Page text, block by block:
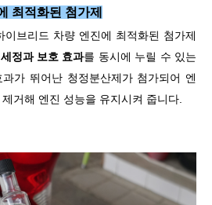
최적화된 첨가제
이브리드 차량 엔진에 최적화된 첨가제
정과 보호 효과를 동시에 누릴 수 있는
가 뛰어난 청정분산제가 첨가되어 엔
거해 엔진 성능을 유지시켜 줍니다.